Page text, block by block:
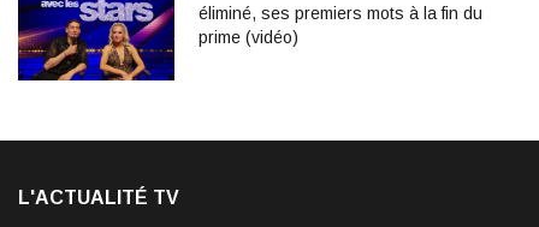
éliminé, ses premiers mots à la fin du
prime (vidéo)
L'ACTUALITÉ TV